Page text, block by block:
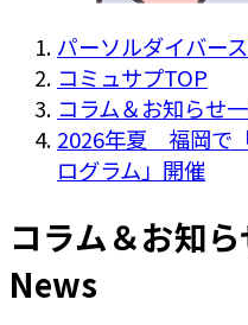
パーソルダイバー
コミュサプTOP
コラム＆お知らせ
2026年夏 福岡で
ログラム」開催
コラム＆お知
News